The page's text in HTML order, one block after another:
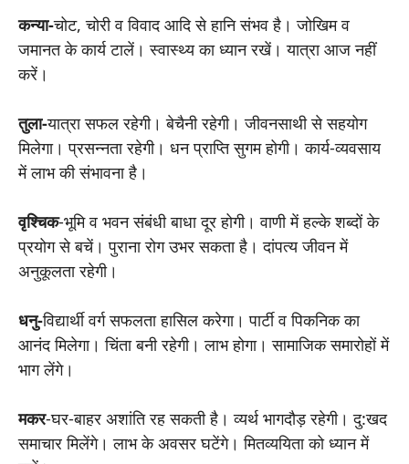
कन्या-चोट, चोरी व विवाद आदि से हानि संभव है। जोखिम व
जमानत के कार्य टालें। स्वास्थ्य का ध्यान रखें। यात्रा आज नहीं
करें।
तुला-यात्रा सफल रहेगी। बेचैनी रहेगी। जीवनसाथी से सहयोग
मिलेगा। प्रसन्नता रहेगी। धन प्राप्ति सुगम होगी। कार्य-व्यवसाय
में लाभ की संभावना है।
वृश्चिक-भूमि व भवन संबंधी बाधा दूर होगी। वाणी में हल्के शब्दों के
प्रयोग से बचें। पुराना रोग उभर सकता है। दांपत्य जीवन में
अनुकूलता रहेगी।
धनु-विद्यार्थी वर्ग सफलता हासिल करेगा। पार्टी व पिकनिक का
आनंद मिलेगा। चिंता बनी रहेगी। लाभ होगा। सामाजिक समारोहों में
भाग लेंगे।
मकर-घर-बाहर अशांति रह सकती है। व्यर्थ भागदौड़ रहेगी। दु:खद
समाचार मिलेंगे। लाभ के अवसर घटेंगे। मितव्ययिता को ध्यान में